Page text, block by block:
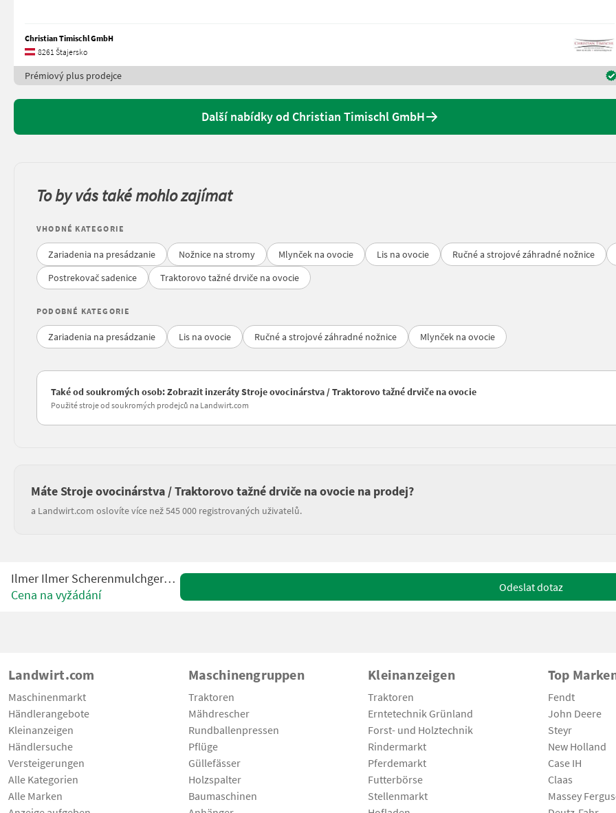
Christian Timischl GmbH
8261 Štajersko
Prémiový plus prodejce
Další nabídky od Christian Timischl GmbH
To by vás také mohlo zajímat
VHODNÉ KATEGORIE
Zariadenia na presádzanie Nožnice na stromy Mlynček na ovocie Lis na ovocie Ručné a strojové záhradné nožnice
Postrekovač sadenice
Traktorovo tažné drviče na ovocie
PODOBNÉ KATEGORIE
Zariadenia na presádzanie Lis na ovocie Ručné a strojové záhradné nožnice Mlynček na ovocie
Také od soukromých osob: Zobrazit inzeráty Stroje ovocinárstva / Traktorovo tažné drviče na ovocie
Použité stroje od soukromých prodejců na Landwirt.com
Máte Stroje ovocinárstva / Traktorovo tažné drviče na ovocie na prodej?
a Landwirt.com oslovíte více než 545 000 registrovaných uživatelů.
Ilmer Ilmer Scherenmulchgerät SMG 335
Cena na vyžádání
Odeslat dotaz
Landwirt.com
Maschinenmarkt
Händlerangebote
Kleinanzeigen
Händlersuche
Versteigerungen
Alle Kategorien
Alle Marken
Maschinengruppen
Traktoren
Mähdrescher
Rundballenpressen
Pflüge
Güllefässer
Holzspalter
Baumaschinen
Kleinanzeigen
Traktoren
Erntetechnik Grünland
Forst- und Holztechnik
Rindermarkt
Pferdemarkt
Futterbörse
Stellenmarkt
Top
Fendt
John Deere
Steyr
New Holland
Case IH
Claas
Massey